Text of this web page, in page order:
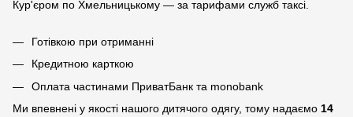
Кур'єром по Хмельницькому — за тарифами служб таксі.
Готівкою при отриманні
Кредитною карткою
Оплата частинами ПриватБанк та monobank
Ми впевнені у якості нашого дитячого одягу, тому надаємо 14